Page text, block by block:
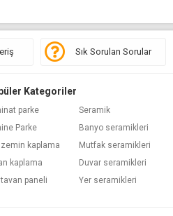
Sık Sorulan Sorular
Kategoriler
parke
Parke
zemin kaplama
kaplama
tavan paneli
Seramik
Banyo seramikleri
Mutfak seramikleri
Duvar seramikleri
Yer seramikleri